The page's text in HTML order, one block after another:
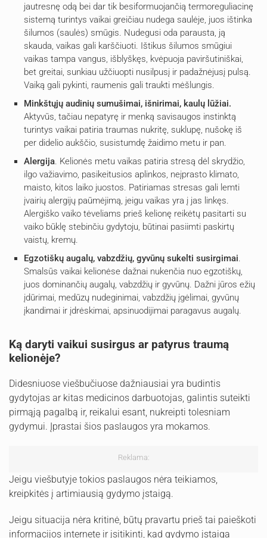
jautresnę odą bei dar tik besiformuojančią termoreguliacinę
sistemą turintys vaikai greičiau nudega saulėje, juos ištinka
šilumos (saulės) smūgis. Nudegusi oda parausta, ją
skauda, vaikas gali karščiuoti. Ištikus šilumos smūgiui
vaikas tampa vangus, išblyškęs, kvėpuoja paviršutiniškai,
bet greitai, sunkiau užčiuopti nusilpusį ir padažnėjusį pulsą.
Vaiką gali pykinti, raumenis gali traukti mėšlungis.
Minkštųjų audinių sumušimai, išnirimai, kaulų lūžiai.
Aktyvūs, tačiau nepatyrę ir menką savisaugos instinktą
turintys vaikai patiria traumas nukritę, suklupę, nušokę iš
per didelio aukščio, susistumdę žaidimo metu ir pan.
Alergija. Kelionės metu vaikas patiria stresą dėl skrydžio,
ilgo važiavimo, pasikeitusios aplinkos, neįprasto klimato,
maisto, kitos laiko juostos. Patiriamas stresas gali lemti
įvairių alergijų paūmėjimą, jeigu vaikas yra į jas linkęs.
Alergiško vaiko tėveliams prieš kelionę reikėtų pasitarti su
vaiko būklę stebinčiu gydytoju, būtinai pasiimti paskirtų
vaistų, kremų.
Egzotiškų augalų, vabzdžių, gyvūnų sukelti susirgimai.
Smalsūs vaikai kelionėse dažnai nukenčia nuo egzotiškų,
juos dominančių augalų, vabzdžių ir gyvūnų. Dažni jūros ežių
įdūrimai, medūzų nudeginimai, vabzdžių įgėlimai, gyvūnų
įkandimai ir įdrėskimai, apsinuodijimai paragavus augalų.
Ką daryti vaikui susirgus ar patyrus traumą
kelionėje?
Didesniuose viešbučiuose dažniausiai yra budintis
gydytojas ar kitas medicinos darbuotojas, galintis suteikti
pirmąją pagalbą ir, reikalui esant, nukreipti tolesniam
gydymui. Įprastai šios paslaugos yra mokamos.
Reklama:
Jeigu viešbutyje tokios paslaugos nėra teikiamos,
kreipkitės į artimiausią gydymo įstaigą.
Jeigu situacija nėra kritinė, būtų pravartu prieš tai paieškoti
informacijos internete ir įsitikinti, kad gydymo įstaiga